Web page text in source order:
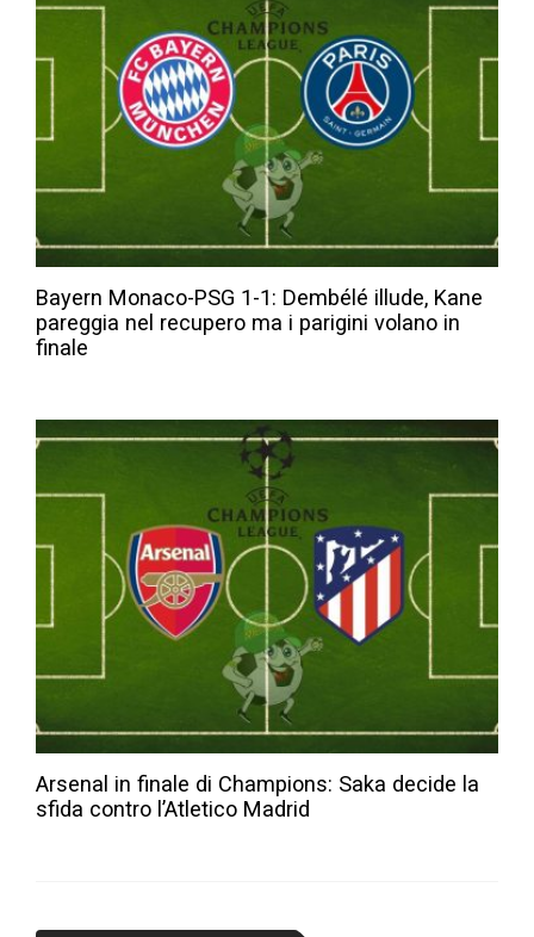
Bayern Monaco-PSG 1-1: Dembélé illude, Kane
pareggia nel recupero ma i parigini volano in
finale
Arsenal in finale di Champions: Saka decide la
sfida contro l’Atletico Madrid